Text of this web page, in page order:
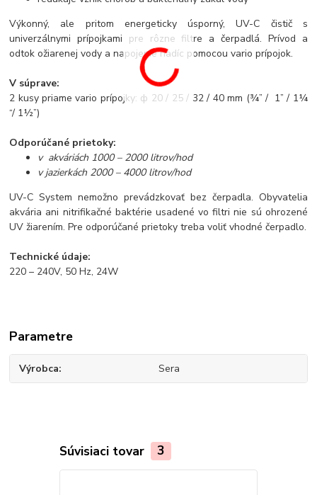
Výkonný, ale pritom energeticky úsporný, UV-C čistič s
univerzálnymi prípojkami pre rôzne filtre a čerpadlá. Prívod a
odtok ožiarenej vody a napojenie hadíc pomocou vario prípojok.
V súprave:
2 kusy priame vario prípojky: ф 20 / 25 / 32 / 40 mm (¾” / 1” / 1¼
“/ 1½”)
Odporúčané prietoky:
v akváriách 1000 – 2000 litrov/hod
v jazierkách 2000 – 4000 litrov/hod
UV-C System nemožno prevádzkovať bez čerpadla. Obyvatelia
akvária ani nitrifikačné baktérie usadené vo filtri nie sú ohrozené
UV žiarením. Pre odporúčané prietoky treba voliť vhodné čerpadlo.
Technické údaje:
220 – 240V, 50 Hz, 24W
Parametre
Výrobca Sera
Súvisiaci tovar 3